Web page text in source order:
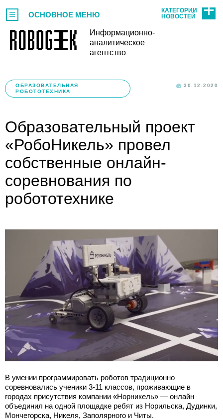
Информационно-
аналитическое
агентство
ОСНОВНОЕ МЕНЮ
КАТЕГОРИИ
НОВОСТЕЙ
ОБРАЗОВАТЕЛЬНАЯ
РОБОТОТЕХНИКА
30.12.2020
Образовательный проект
«РобоНикель» провел
собственные онлайн-
соревнования по
робототехнике
В умении программировать роботов традиционно
соревновались ученики 3-11 классов, проживающие в
городах присутствия компании «Норникель» — онлайн
объединил на одной площадке ребят из Норильска, Дудинки,
Мончегорска, Никеля, Заполярного и Читы.